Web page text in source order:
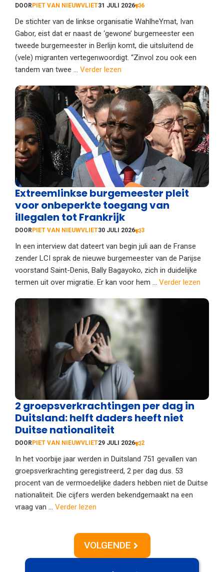
DOOR PIET VAN NIEUWVLIET31 JULI 2026 6
De stichter van de linkse organisatie WahlheYmat, Ivan
Gabor, eist dat er naast de ‘gewone’ burgemeester een
tweede burgemeester in Berlijn komt, die uitsluitend de
(vele) migranten vertegenwoordigt. “Zinvol zou ook een
tandem van twee ... Verder lezen
Extreemlinkse burgemeester pleit
voor onbeperkte toegang van
illegalen tot Frankrijk
DOOR PIET VAN NIEUWVLIET30 JULI 2026 3
In een interview dat dateert van begin juli aan de Franse
zender LCI sprak de nieuwe burgemeester van de Parijse
voorstand Saint-Denis, Bally Bagayoko, zich in duidelijke
termen uit over migratie. Er kan voor hem ... Verder lezen
2 groepsverkrachtingen per dag in
Duitsland: helft daders heeft niet
Duitse nationaliteit
DOOR PIET VAN NIEUWVLIET29 JULI 2026 2
In het voorbije jaar werden in Duitsland 751 gevallen van
groepsverkrachting geregistreerd, 2 per dag dus. 53
procent van de vermoedelijke daders hebben niet de Duitse
nationaliteit. Die cijfers werden bekendgemaakt na een
vraag van ... Verder lezen
VOLGENDE